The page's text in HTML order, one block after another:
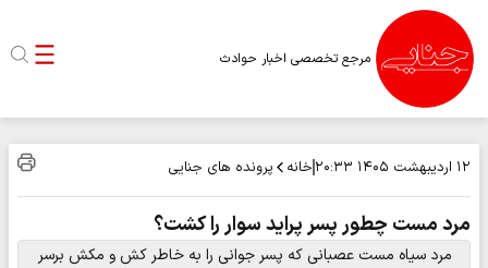
مرجع تخصصی اخبار حوادث
۱۲ اردیبهشت ۱۴۰۵ ۲۰:۳۳ خانه پرونده های جنایی
مرد مست چطور پسر پراید سوار را کشت؟
مرد سیاه مست عصبانی که پسر جوانی را به خاطر کش و مکش برسر